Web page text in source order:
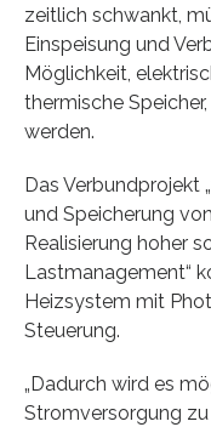
zeitlich schwankt,
Einspeisung und
Möglichkeit,
thermische
werden.
Das Verbundprojekt
und Speicherung
Realisierung hoher
Lastmanagement“
Heizsystem mit
Steuerung.
„Dadurch wird es
Stromversorgung